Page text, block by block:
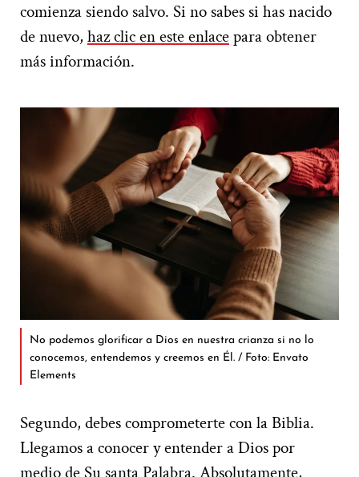
comienza siendo salvo. Si no sabes si has nacido
de nuevo, haz clic en este enlacepara obtener
más información.
No podemos glorificar a Dios en nuestra crianza si no lo
conocemos, entendemos y creemos en Él. / Foto: Envato
Elements
Segundo, debes comprometerte con la Biblia.
Llegamos a conocer y entender a Dios por
medio de Su santa Palabra. Absolutamente,